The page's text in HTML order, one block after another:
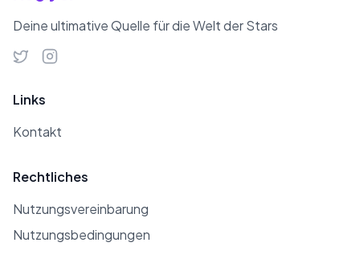
Deine ultimative Quelle für die Welt der Stars
Links
Kontakt
Rechtliches
Nutzungsvereinbarung
Nutzungsbedingungen